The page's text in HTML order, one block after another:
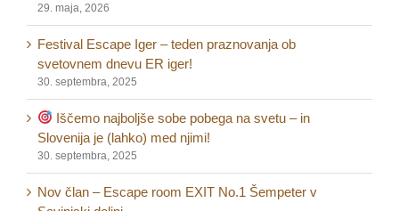
29. maja, 2026
Festival Escape Iger – teden praznovanja ob
svetovnem dnevu ER iger!
30. septembra, 2025
Iščemo najboljše sobe pobega na svetu – in
Slovenija je (lahko) med njimi!
30. septembra, 2025
Nov član – Escape room EXIT No.1 Šempeter v